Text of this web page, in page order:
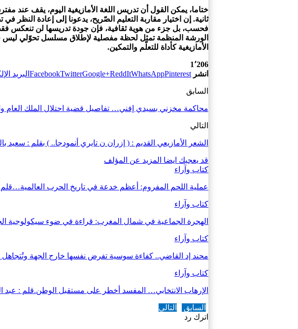
ختاما، يمكن القول أن تدريس اللغة الأمازيغية اليوم، يقف عند
ثانية. إن اختيار مقاربة التعليم الصّريح، يدعونا إلى إعادة النظر
فحسب، بل جزء من هوية ثقافية، فإن جودة تدريسها لن تنعكس فقط
الورشة المنظمة تمثل لحظة مفصلية لإطلاق مسلسل تحوّلي ليس
الأمازيغية كأداة للتعلّم والتمكين.
1٬206
انشر
FacebookTwitterGoogle+ReddItWhatsAppPinterest البريد
السابق
محاكمة مخزني بسيدي إفني… تفاصيل قضية احتلال الملك العام
التالي
الشعر الأمازيعي القديم : ( إزران ن تايري أنمودجا.. ) بقلم : سعيد
قد يعجبك ايضا المزيد عن المؤلف
كتاب وآراء
عملية اللحم المفروم: أعظم خدعة في تاريخ الحرب
كتاب وآراء
الهجرة الجماعية في شمال المغرب: قراءة في ضوء سيكولوجية
كتاب وآراء
محند إد القاضي.. كفاءة سوسية تفرض نفسها خارج الجهة
كتاب وآراء
الإرهاب الانتخابي… المفسد أخطر على مستقبل الوطن.قلم : عبد
السابق
التالي
اترك رد